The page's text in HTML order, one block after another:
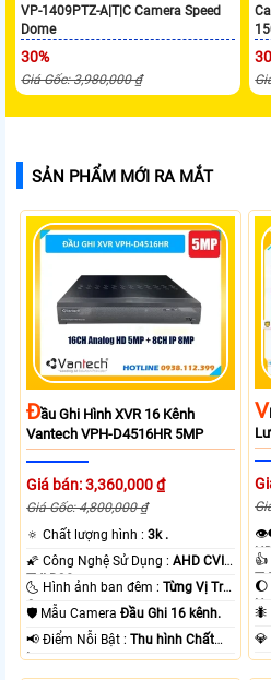
VP-1409PTZ-A|T|C Camera Speed
Dome
30%
Giá Gốc: 3,980,000 ₫
SẢN PHẨM MỚI RA MẮT
ĐẦu Ghi Hình XVR 16 Kênh
Vantech VPH-D4516HR 5MP
Giá bán: 3,360,000 ₫
Giá Gốc: 4,800,000 ₫
🔅 Chất lượng hình :3k .
🌠 Công Nghệ Sử Dụng :AHD CVI
TVI BCS.
🌜 Hình ảnh ban đêm :Từng Vị Trí
Camera .
🛡 Mẫu CameraĐầu Ghi 16 kênh.
️📢 Điểm Nỗi Bật :Thu hình Chất
Lượng.
V